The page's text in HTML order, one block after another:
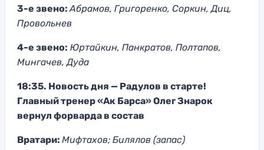
3-е звено:Абрамов, Григоренко, Соркин, Диц,
Провольнев
4-е звено: Юртайкин, Панкратов, Полтапов,
Мингачев, Дуда
18:35. Новость дня — Радулов в старте!
Главный тренер «Ак Барса» Олег Знарок
вернул форварда в состав
Вратари: Мифтахов; Билялов (запас)